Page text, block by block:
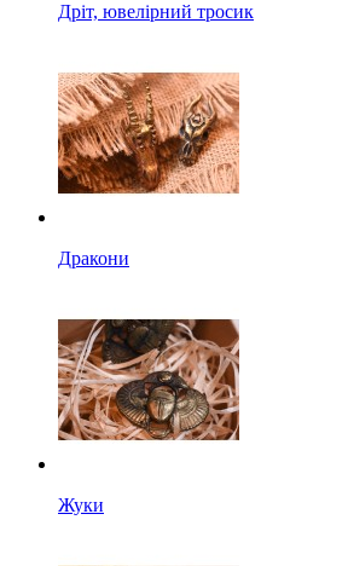
Дріт, ювелірний тросик
Дракони
Жуки